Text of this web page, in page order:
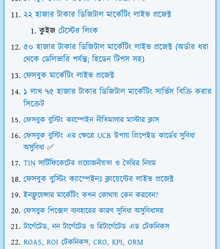
২২ হাজার টাকার ডিজিটাল মার্কেটিং লাইভ প্রজেক্ট
কুইজ টেস্টের লিংক
৫০ হাজার টাকার ডিজিটাল মার্কেটিং লাইভ প্রজেক্ট (অর্ডার ধরা
থেকে ডেলিভারি পর্যন্ত; হিডেন টিপস সহ)
ফেসবুক মার্কেটিং লাইভ প্রজেক্ট
১ লাখ ৭৫ হাজার টাকার ডিজিটাল মার্কেটিং সার্ভিস বিক্রি করার
সিক্রেট
ফেসবুক বুস্টিং ক্যাম্পেইন নীতিমালার মাস্টার ক্লাস
ফেসবুক বুস্টিং এর ক্ষেত্রে UCB উপায় প্রিপেইড কার্ডের সুবিধা
অসুবিধা✅
TIN সার্টিফিকেটের প্রয়োজনীয়তা ও তৈরির নিয়ম
ফেসবুক বুস্টিং ক্যাম্পেইনঃ ক্লায়েন্টের লাইভ প্রজেক্ট
ইনফ্লুয়েন্সার মার্কেটিং কখন কোথায় কেন করবেন?
ফেসবুক পিক্সেল ব্যবহারের কারণ সুবিধা অসুবিধাসহ
টার্গেটেড, নন টার্গেটেড ও রিটার্গেটেড এড টেকনিকস
ROAS, ROI টেকনিকস, CRO, KPI, ORM